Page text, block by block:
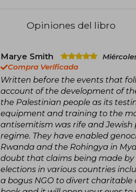
Opiniones del libro
Marye Smith
Compra Verificada
Written before the events that
account of the development of
the Palestinian people as its
equipment and training to the
antisemitism was rife and
regime. They have enabled
Rwanda and the Rohingya in
doubt that claims being made
elections in various countries
a bogus NGO to divert